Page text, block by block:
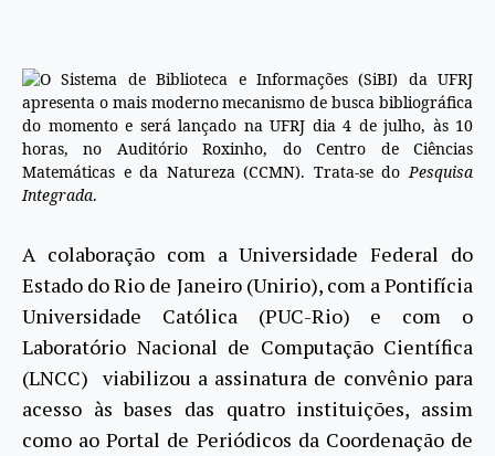
O Sistema de Biblioteca e Informações (SiBI) da UFRJ
apresenta o mais moderno mecanismo de busca bibliográfica
do momento e será lançado na UFRJ dia 4 de julho, às 10
horas, no Auditório Roxinho, do Centro de Ciências
Matemáticas e da Natureza (CCMN). Trata-se doPesquisa
Integrada.
A colaboração com a Universidade Federal do
Estado do Rio de Janeiro (Unirio), com a Pontifícia
Universidade Católica (PUC-Rio) e com o
Laboratório Nacional de Computação Científica
(LNCC) viabilizou a assinatura de convênio para
acesso às bases das quatro instituições, assim
como ao Portal de Periódicos da Coordenação de